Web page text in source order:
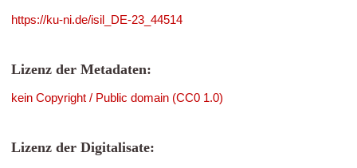
https://ku-ni.de/isil_DE-23_44514
Lizenz der Metadaten:
kein Copyright / Public domain (CC0 1.0)
Lizenz der Digitalisate: